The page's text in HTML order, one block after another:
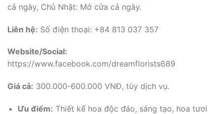
cả ngày, Chủ Nhật: Mở cửa cả ngày.
Liên hệ: Số điện thoại: +84 813 037 357
Website/Social:
https://www.facebook.com/dreamflorists689
Giá cả: 300.000-600.000 VNĐ, tùy dịch vụ.
Ưu điểm: Thiết kế hoa độc đáo, sáng tạo, hoa tươi